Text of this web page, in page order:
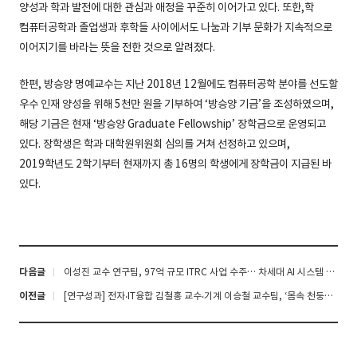
양성과 학과 발전에 대한 관심과 애정을 꾸준히 이어가고 있다. 또한,학
컴퓨터공학과 졸업생과 후학들 사이에서도 나눔과 기부 문화가 지속적으로
이어지기를 바라는 뜻을 전한 것으로 알려졌다.
한편, 방승양 명예교수는 지난 2018년 12월에도 컴퓨터공학 분야를 선도할
우수 인재 양성을 위해 5천만 원을 기부하여 ‘방승양 기금’을 조성하였으며,
해당 기금은 현재 ‘방승양 Graduate Fellowship’ 장학금으로 운영되고
있다. 장학생은 학과 대학원위원회 심의를 거쳐 선정하고 있으며,
2019학년도 2학기부터 현재까지 총 16명의 학생에게 장학금이 지급된 바
있다.
다음글 이성진 교수 연구팀, 97억 규모 ITRC 사업 수주… 차세대 AI 시스템 원천기술 개발 나서
이전글 [연구성과] 전자‧IT융합 김철홍 교수‧기계 이승철 교수팀, ‘몸속 천둥번개’, 딥러닝으로 더 빠르고 선명하게 혈관을 찍는다